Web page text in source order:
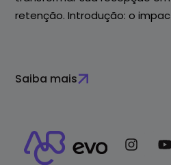
retenção. Introdução: o
Saiba mais